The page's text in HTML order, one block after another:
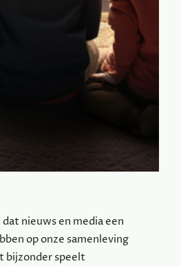
nieuws en media een
op onze samenleving
bijzonder speelt